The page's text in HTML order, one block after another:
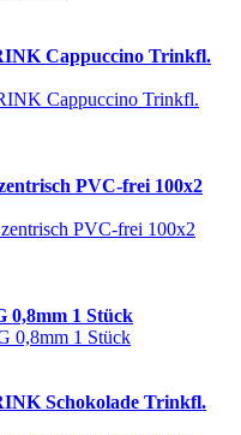
Cappuccino Trinkfl.
PVC-frei 100x2
0,8mm 1 Stück
Schokolade Trinkfl.